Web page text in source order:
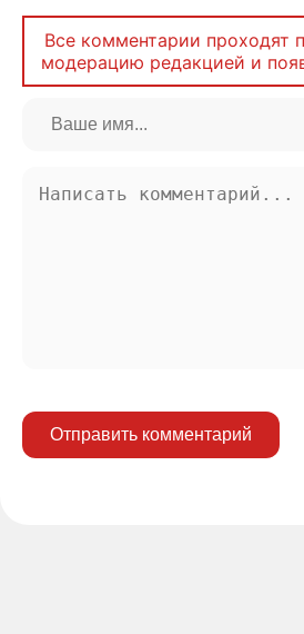
Все комментарии проходят
модерацию редакцией и
Отправить комментарий